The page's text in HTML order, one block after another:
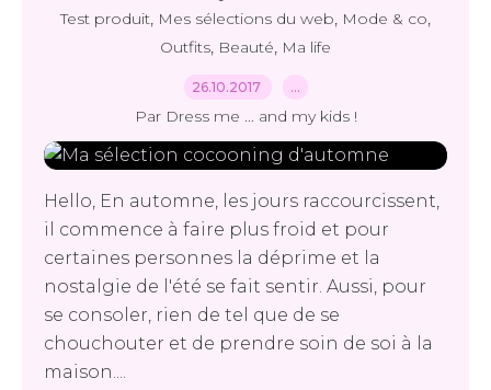
Test produit, Mes sélections du web, Mode & co,
Outfits, Beauté, Ma life
26.10.2017 …
Par Dress me ... and my kids !
Hello, En automne, les jours raccourcissent,
il commence à faire plus froid et pour
certaines personnes la déprime et la
nostalgie de l'été se fait sentir. Aussi, pour
se consoler, rien de tel que de se
chouchouter et de prendre soin de soi à la
maison....